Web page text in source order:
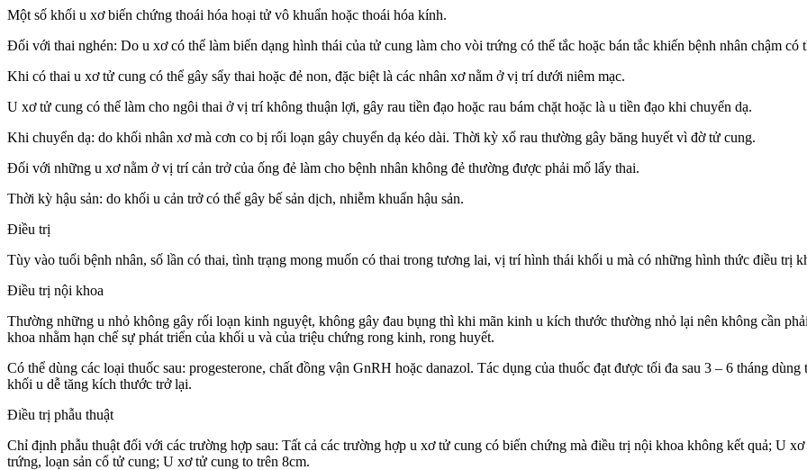
Một số khối u xơ biến chứng thoái hóa hoại tử vô khuẩn hoặc thoái hóa kính.
Đối với thai nghén: Do u xơ có thể làm biến dạng hình thái của tử cung làm cho vòi trứng có thể tắc hoặc bán tắc khiến bệnh nhân chậm có
Khi có thai u xơ tử cung có thể gây sẩy thai hoặc đẻ non, đặc biệt là các nhân xơ nằm ở vị trí dưới niêm mạc.
U xơ tử cung có thể làm cho ngôi thai ở vị trí không thuận lợi, gây rau tiền đạo hoặc rau bám chặt hoặc là u tiền đạo khi chuyển dạ.
Khi chuyển dạ: do khối nhân xơ mà cơn co bị rối loạn gây chuyển dạ kéo dài. Thời kỳ xổ rau thường gây băng huyết vì đờ tử cung.
Đối với những u xơ nằm ở vị trí cản trở của ống đẻ làm cho bệnh nhân không đẻ thường được phải mổ lấy thai.
Thời kỳ hậu sản: do khối u cản trở có thể gây bế sản dịch, nhiễm khuẩn hậu sản.
Điều trị
Tùy vào tuổi bệnh nhân, số lần có thai, tình trạng mong muốn có thai trong tương lai, vị trí hình thái khối u mà có những hình thức điều trị
Điều trị nội khoa
Thường những u nhỏ không gây rối loạn kinh nguyệt, không gây đau bụng thì khi mãn kinh u kích thước thường nhỏ lại nên không cần
khoa nhằm hạn chế sự phát triển của khối u và của triệu chứng rong kinh, rong huyết.
Có thể dùng các loại thuốc sau: progesterone, chất đồng vận GnRH hoặc danazol. Tác dụng của thuốc đạt được tối đa sau 3 – 6 tháng
khối u dễ tăng kích thước trở lại.
Điều trị phẫu thuật
Chỉ định phẫu thuật đối với các trường hợp sau: Tất cả các trường hợp u xơ tử cung có biến chứng mà điều trị nội khoa không kết quả; U
trứng, loạn sản cổ tử cung; U xơ tử cung to trên 8cm.